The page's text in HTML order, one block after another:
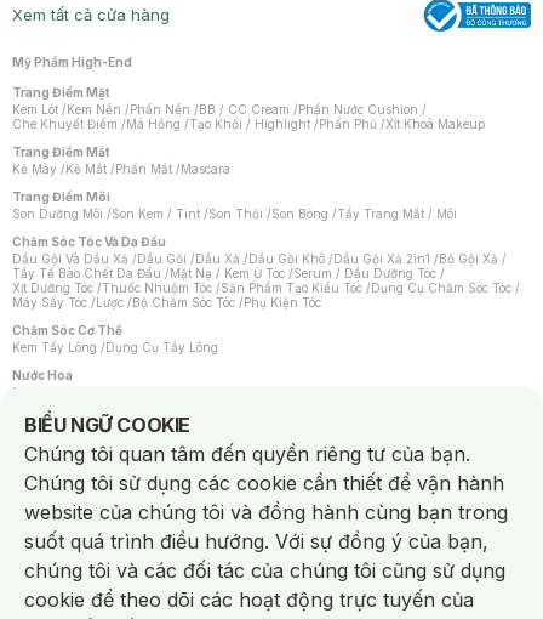
Xem tất cả cửa hàng
Mỹ Phẩm High-End
Trang Điểm Mặt
Kem Lót /Kem Nền /Phấn Nền /BB / CC Cream /Phấn Nước Cushion /
Che Khuyết Điểm /Má Hồng /Tạo Khối / Highlight /Phấn Phủ /Xịt Khoá Makeup
Trang Điểm Mắt
Kẻ Mày /Kẻ Mắt /Phấn Mắt /Mascara
Trang Điểm Môi
Son Dưỡng Môi /Son Kem / Tint /Son Thỏi /Son Bóng /Tẩy Trang Mắt / Môi
Chăm Sóc Tóc Và Da Đầu
Dầu Gội Và Dầu Xả /Dầu Gội /Dầu Xả /Dầu Gội Khô /Dầu Gội Xả 2in1 /Bộ Gội Xả /
Tẩy Tế Bào Chết Da Đầu /Mặt Nạ / Kem Ủ Tóc /Serum / Dầu Dưỡng Tóc /
Xịt Dưỡng Tóc /Thuốc Nhuộm Tóc /Sản Phẩm Tạo Kiểu Tóc /Dụng Cụ Chăm Sóc Tóc /
Máy Sấy Tóc /Lược /Bộ Chăm Sóc Tóc /Phụ Kiện Tóc
Chăm Sóc Cơ Thể
Kem Tẩy Lông /Dụng Cụ Tẩy Lông
Nước Hoa
Nước Hoa Nữ
Chăm Sóc Cá Nhân
Chống Muỗi /Khẩu Trang /Máy Massage/Mặt Nạ Xông Hơi /Nước Rửa Tay/
Sản Phẩm Chăm Sóc Khác /Bàn Chải Đánh Răng /Bàn Chải Điện/
Hỗ Trợ Trắng Răng/Kem Đánh Răng /Máy Tăm Nước/ Nước Súc Miệng/
Tăm / Chỉ Nha Khoa/ Xịt Thơm Miệng / Dung Dịch Vệ Sinh/Dưỡng Vùng Kín/
Khăn Ướt Vệ Sinh Vùng Kín/Băng Vệ Sinh/Tampon/Bọt Cạo Râu /Dao Cạo Râu/
Máy Cạo Râu
Vấn Đề Về Da
Da Dầu / Lỗ Chân Lông To/ Da Khô / Mất Nước/ Da Lão Hóa/ Da Mụn/
Da Nhạy Cảm / Kích Ứng
Da Xỉn Màu Thâm / Nám / Tàn Nhang
Quầng Thâm & Bọng Mắt /Sẹo /Viêm Da Cơ Địa
BIỂU NGỮ COOKIE
Notice about cookies usage
Chúng tôi quan tâm đến quyền riêng tư của bạn.
Chúng tôi sử dụng các cookie cần thiết để vận hành
website của chúng tôi và đồng hành cùng bạn trong
suốt quá trình điều hướng. Với sự đồng ý của bạn,
chúng tôi và các đối tác của chúng tôi cũng sử dụng
cookie để theo dõi các hoạt động trực tuyến của